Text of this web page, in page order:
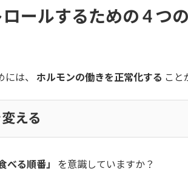
ールするための 4 つ
には、 ホルモンの働きを正常化する こと
える
食べる順番」 を意識していますか？